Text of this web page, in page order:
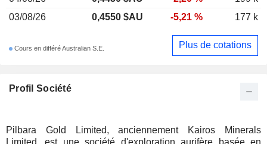
Profil Société
Pilbara Gold Limited, anciennement Kairos Minerals
Limited, est une société d'exploration aurifère basée en
03/08/26
0,4550 $AU -5,21 % 177 k
Cours en différé Australian S.E. Plus de cotations